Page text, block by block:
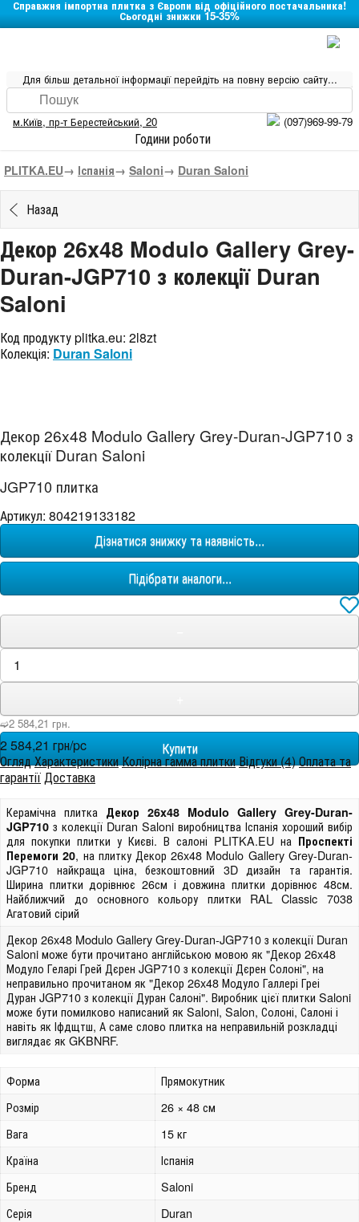
Справжня імпортна плитка з Європи від офіційного постачальника!
Сьогодні знижки 15-35%
Для більш детальної інформації перейдіть на повну версію сайту...
м.Київ, пр-т Берестейський, 20 (097)969-99-79
Години роботи
PLITKA.EU→ Іспанія→ Saloni→ Duran Saloni
Назад
Декор 26x48 Modulo Gallery Grey-
Duran-JGP710 з колекції Duran
Saloni
Код продукту plitka.eu: 2l8zt
Колекція: Duran Saloni
Декор 26x48 Modulo Gallery Grey-Duran-JGP710 з
колекції Duran Saloni
JGP710 плитка
Артикул: 804219133182
Дізнатися знижку та наявність...
Підібрати аналоги...
➫2 584,21 грн.
2 584,21 грн/pc
ОглядХарактеристикиКолірна гамма плиткиВідгуки (4)Оплата та
гарантії Доставка
Керамічна плитка Декор 26x48 Modulo Gallery Grey-Duran-
JGP710 з колекції Duran Saloni виробництва Іспанія хороший вибір
для покупки плитки у Києві. В салоні PLITKA.EU на Проспекті
Перемоги 20, на плитку Декор 26x48 Modulo Gallery Grey-Duran-
JGP710 найкраща ціна, безкоштовний 3D дизайн та гарантія.
Ширина плитки дорівнює 26см і довжина плитки дорівнює 48см.
Найближчий до основного кольору плитки RAL Classic 7038
Агатовий сірий
Декор 26x48 Modulo Gallery Grey-Duran-JGP710 з колекції Duran
Saloni може бути прочитано англійською мовою як "Декор 26x48
Модуло Геларі Грей Дєрен JGP710 з колекції Дєрен Солоні", на
неправильно прочитаном як "Декор 26x48 Модуло Галлері Греі
Дуран JGP710 з колекції Дуран Салоні". Виробник цієї плитки Saloni
може бути помилково написаний як Saloni, Salon, Солоні, Салоні і
навіть як Іфдщтш, А саме слово плитка на неправильній розкладці
виглядає як GKBNRF.
Форма
Прямокутник
Розмір
26 × 48 см
Вага
15 кг
Країна
Іспанія
Бренд
Saloni
Серія
Duran